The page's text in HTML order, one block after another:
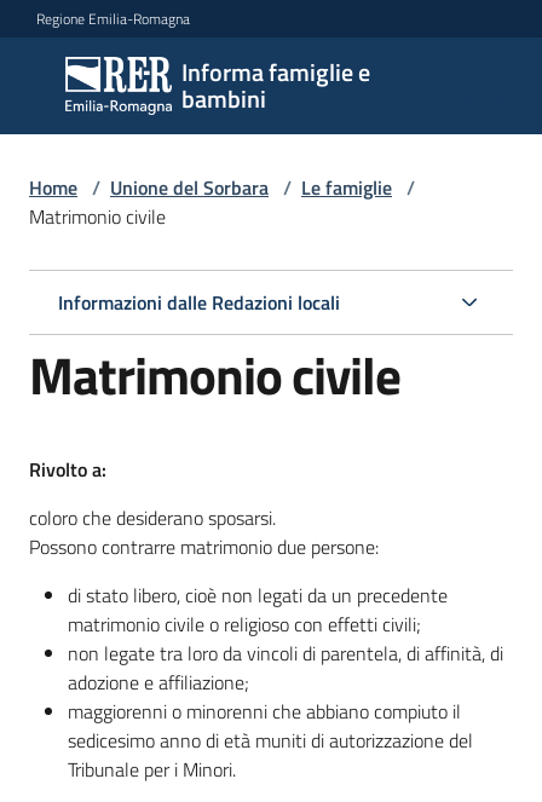
Vai al contenuto
Vai alla navigazione
Vai al footer
Regione Emilia-Romagna
Informa famiglie e
bambini
Informa
famiglie
e
bambini
Argomenti
Servizi
per
famiglie
Informazioni
locali
Home / Unione del Sorbara / Le famiglie /
Matrimonio civile
Informazioni dalle Redazioni locali
Matrimonio civile
Rivolto a:
coloro che desiderano sposarsi.
Possono contrarre matrimonio due persone:
di stato libero, cioè non legati da un precedente
matrimonio civile o religioso con effetti civili;
non legate tra loro da vincoli di parentela, di affinità, di
adozione e affiliazione;
maggiorenni o minorenni che abbiano compiuto il
sedicesimo anno di età muniti di autorizzazione del
Tribunale per i Minori.